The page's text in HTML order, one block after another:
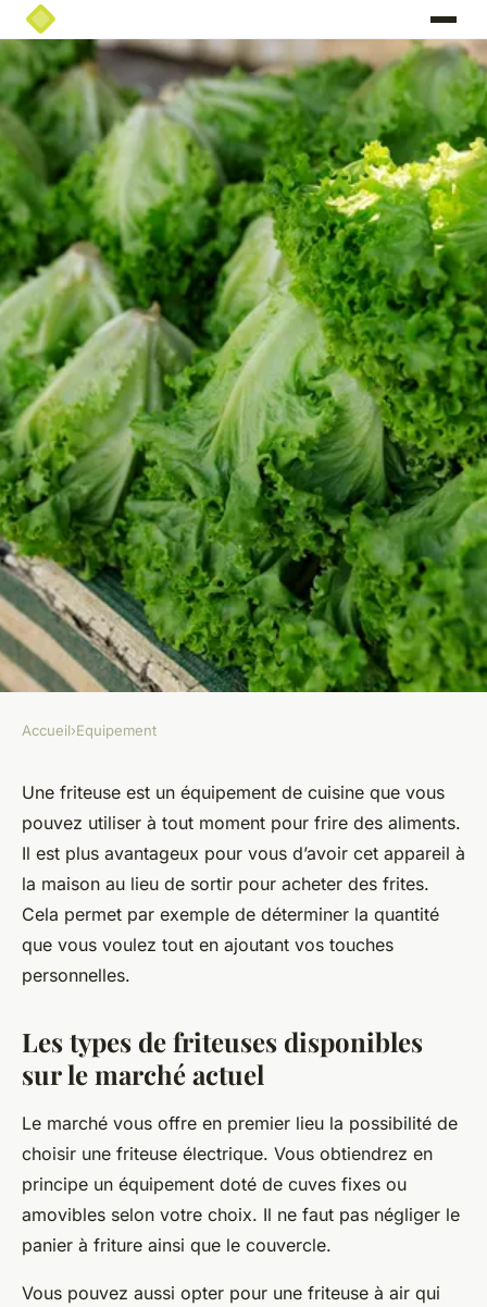
EQUIPEMENT
Conseils et astuces pour bien
choisir sa friteuse
Chloé•4 décembre 2023•2 min de lecture
Accueil›Equipement
Une friteuse est un équipement de cuisine que vous
pouvez utiliser à tout moment pour frire des aliments.
Il est plus avantageux pour vous d’avoir cet appareil à
la maison au lieu de sortir pour acheter des frites.
Cela permet par exemple de déterminer la quantité
que vous voulez tout en ajoutant vos touches
personnelles.
Les types de friteuses disponibles
sur le marché actuel
Le marché vous offre en premier lieu la possibilité de
choisir une friteuse électrique. Vous obtiendrez en
principe un équipement doté de cuves fixes ou
amovibles selon votre choix. Il ne faut pas négliger le
panier à friture ainsi que le couvercle.
Vous pouvez aussi opter pour une friteuse à air qui